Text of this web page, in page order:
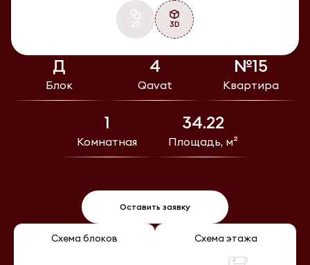
Д
Блок
4
Qavat
№15
Квартира
1
Комнатная
34.22
Площадь, м²
Оставить заявку
2D 3D
Схема блоков Схема этажа